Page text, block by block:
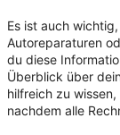
Es ist auch
Autoreparaturen
du diese
Überblick über
hilfreich zu
nachdem alle